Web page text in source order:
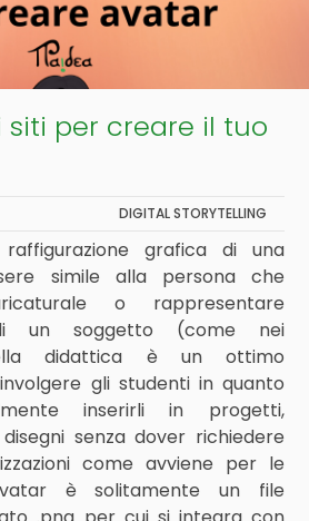
siti per creare il tuo
DIGITAL STORYTELLING
grafica di una
simile alla persona che
o rappresentare
un soggetto (come nei
didattica è un ottimo
gli studenti in quanto
inserirli in progetti,
senza dover richiedere
come avviene per le
è solitamente un file